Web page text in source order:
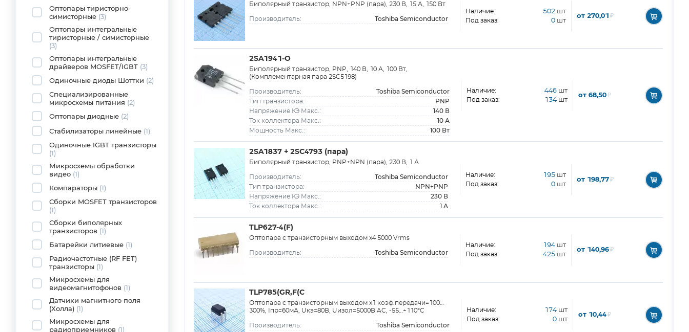
Оптопары тиристорно-
симисторные (3)
Оптопары интегральные
тиристорные / симисторные
(3)
Оптопары интегральные
драйверов MOSFET/IGBT (3)
Одиночные диоды Шоттки (2)
Специализированные
микросхемы питания (2)
Оптопары диодные (2)
Стабилизаторы линейные (1)
Одиночные IGBT транзисторы
(1)
Микросхемы обработки
видео (1)
Компараторы (1)
Сборки MOSFET транзисторов
(1)
Сборки биполярных
транзисторов (1)
Батарейки литиевые (1)
Радиочастотные (RF FET)
транзисторы (1)
Микросхемы для
видеомагнитофонов (1)
Датчики магнитного поля
(Холла) (1)
Микросхемы для
радиоприемников (1)
Биполярный транзистор, NPN+PNP (пара), 230 В, 15 А, 150 Вт
Производитель: Toshiba Semiconductor
Наличие: 502 шт
Под заказ: 0 шт
от 270,01 ₽
2SA1941-O
Биполярный транзистор, PNP, 140 В, 10 А, 100 Вт,
(Комплементарная пара 2SC5198)
Производитель: Toshiba Semiconductor
Тип транзистора: PNP
Напряжение КЭ Макс.: 140 В
Ток коллектора Макс.: 10 А
Мощность Макс.: 100 Вт
Наличие: 446 шт
Под заказ: 134 шт
от 68,50₽
2SA1837 + 2SC4793 (пара)
Биполярный транзистор, PNP+NPN (пара), 230 В, 1 А
Производитель: Toshiba Semiconductor
Тип транзистора: NPN+PNP
Напряжение КЭ Макс.: 230 В
Ток коллектора Макс.: 1 А
Наличие: 195 шт
Под заказ: 0 шт
от 198,77₽
TLP627-4(F)
Оптопара с транзисторным выходом x4 5000 Vrms
Производитель: Toshiba Semiconductor
Наличие: 194 шт
Под заказ: 425 шт
от 140,96₽
TLP785(GR,F(C
Оптопара с транзисторным выходом x1 коэф.передачи=100…
300%, Iпр=60мА, Uкэ=80В, Uизол=5000В AC, -55…+110°C
Производитель: Toshiba Semiconductor
Наличие: 174 шт
Под заказ: 0 шт
от 10,44₽